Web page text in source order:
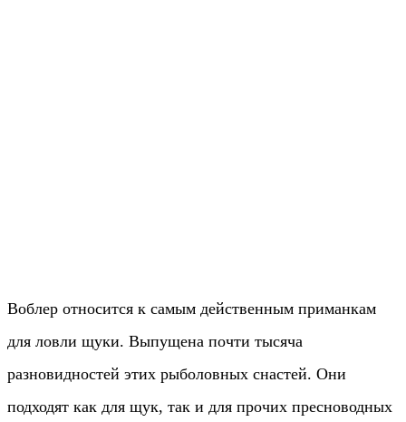
Воблер относится к самым действенным приманкам
для ловли щуки. Выпущена почти тысяча
разновидностей этих рыболовных снастей. Они
подходят как для щук, так и для прочих пресноводных